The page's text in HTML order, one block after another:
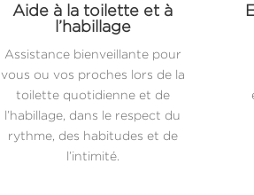
Aide à la toilette et à
l’habillage
Assistance bienveillante pour
vous ou vos proches lors de la
toilette quotidienne et de
l’habillage, dans le respect du
rythme, des habitudes et de
l’intimité.